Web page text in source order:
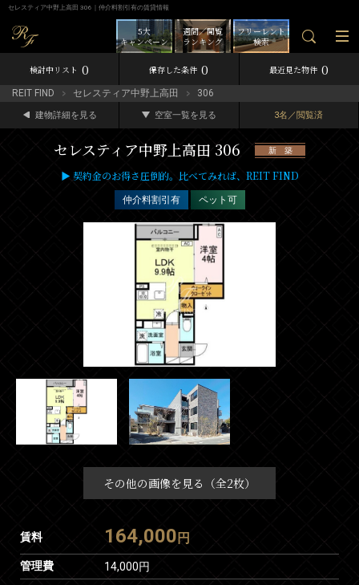
セレスティア中野上高田 306｜仲介料割引有の賃貸情報
フリーレント
検索
週間／閲覧
ランキング
5大
キャンペーン
検討中リスト 0 保存した条件 0 最近見た物件 0
REIT FIND セレスティア中野上高田 306
建物詳細を見る 空室一覧を見る 3名／閲覧済
セレスティア中野上高田 306 新 築
▶ 契約金のお得さ圧倒的。比べてみれば、REIT FIND
仲介料割引有 ペット可
その他の画像を見る（全2枚）
賃料 164,000 円
管理費 14,000円